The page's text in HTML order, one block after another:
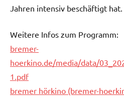
Jahren intensiv beschäftigt hat.
Weitere Infos zum Programm:
bremer-
hoerkino.de/media/data/
1.pdf
bremer hörkino (bremer-